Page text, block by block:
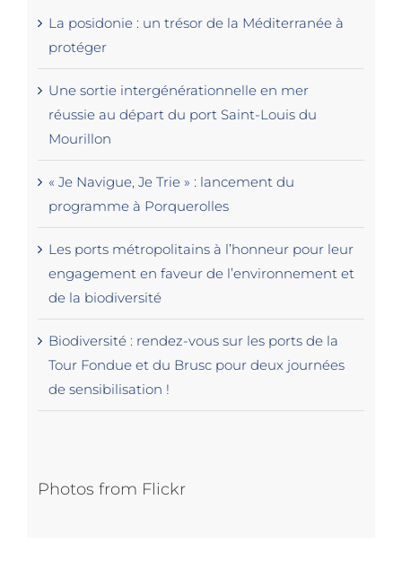
La posidonie : un trésor de la Méditerranée à
protéger
Une sortie intergénérationnelle en mer
réussie au départ du port Saint-Louis du
Mourillon
« Je Navigue, Je Trie » : lancement du
programme à Porquerolles
Les ports métropolitains à l’honneur pour leur
engagement en faveur de l’environnement et
de la biodiversité
Biodiversité : rendez-vous sur les ports de la
Tour Fondue et du Brusc pour deux journées
de sensibilisation !
Photos from Flickr